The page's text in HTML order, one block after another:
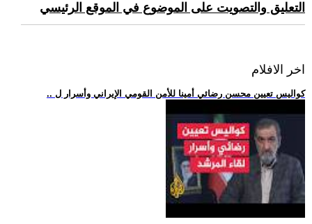
التعليق والتصويت على الموضوع في الموقع الرئيسي
اخر الافلام
.. كواليس تعيين محسن رضائي أمينا للأمن القومي الإيراني وأسرار ل